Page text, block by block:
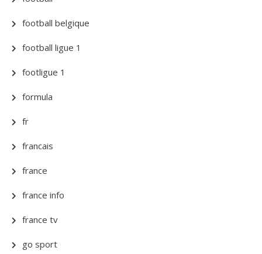
football belgique
football ligue 1
footligue 1
formula
fr
francais
france
france info
france tv
go sport